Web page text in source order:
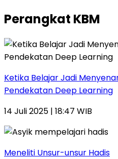
Perangkat KBM
Ketika Belajar Jadi
Pendekatan Deep Learning
14 Juli 2025 | 18:47 WIB
Meneliti Unsur-unsur Hadis